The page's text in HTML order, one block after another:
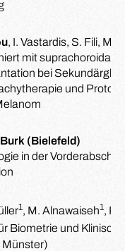
, I. Vastardis, S. Fili, M.
mit
bei
und
(Bielefeld)
in der
1, M. Alnawaiseh1, P.
Biometrie und
Münster)